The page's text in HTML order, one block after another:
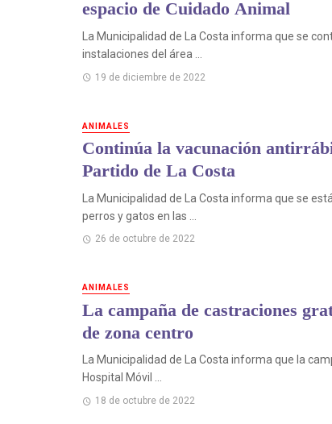
espacio de Cuidado Animal
La Municipalidad de La Costa informa que se
instalaciones del área ...
19 de diciembre de 2022
ANIMALES
Continúa la vacunación
Partido de La Costa
La Municipalidad de La Costa informa que se
perros y gatos en las ...
26 de octubre de 2022
ANIMALES
La campaña de castraciones
de zona centro
La Municipalidad de La Costa informa que la
Hospital Móvil ...
18 de octubre de 2022